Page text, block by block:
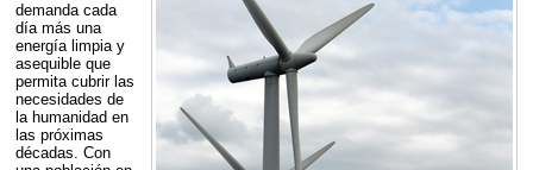
demanda cada
día más una
energía limpia y
asequible que
permita cubrir las
necesidades de
la humanidad en
las próximas
décadas. Con